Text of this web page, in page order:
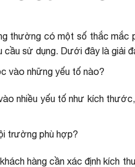
thường có một số thắc mắc
cầu sử dụng. Dưới đây là giải
vào những yếu tố nào?
nhiều yếu tố như kích
trường phù hợp?
hàng cần xác định kích